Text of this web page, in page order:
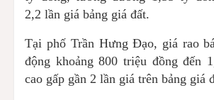
2,2 lần giá bảng giá đất.
Tại phố Trần Hưng Đạo, giá rao
động khoảng 800 triệu đồng đến
cao gấp gần 2 lần giá trên bảng giá